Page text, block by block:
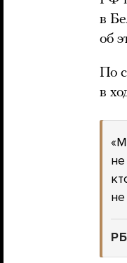
в
об
По
в